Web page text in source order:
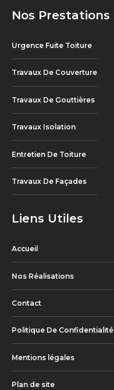
Nos Prestations
Urgence Fuite Toiture
Travaux De Couverture
Travaux De Gouttières
Travaux Isolation
Entretien De Toiture
Travaux De Façades
Liens Utiles
Accueil
Nos Réalisations
Contact
Politique De Confidentialité
Mentions légales
Plan de site